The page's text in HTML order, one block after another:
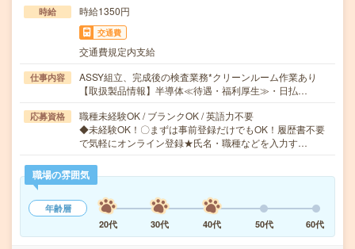
時給 時給1350円
交通費
交通費規定内支給
仕事内容
ASSY組立、完成後の検査業務*クリーンルーム作業あり
【取扱製品情報】半導体≪待遇・福利厚生≫・日払…
応募資格
職種未経験OK / ブランクOK / 英語力不要
◆未経験OK！〇まずは事前登録だけでもOK！履歴書不要
で気軽にオンライン登録★氏名・職種などを入力す…
職場の雰囲気
年齢層
20代
30代 40代 50代 60代